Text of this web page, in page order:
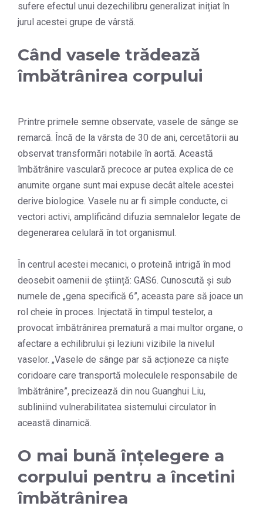
sufere efectul unui dezechilibru generalizat inițiat în
jurul acestei grupe de vârstă.
Când vasele trădează
îmbătrânirea corpului
Printre primele semne observate, vasele de sânge se
remarcă. Încă de la vârsta de 30 de ani, cercetătorii au
observat transformări notabile în aortă. Această
îmbătrânire vasculară precoce ar putea explica de ce
anumite organe sunt mai expuse decât altele acestei
derive biologice. Vasele nu ar fi simple conducte, ci
vectori activi, amplificând difuzia semnalelor legate de
degenerarea celulară în tot organismul.
În centrul acestei mecanici, o proteină intrigă în mod
deosebit oamenii de știință: GAS6. Cunoscută și sub
numele de „gena specifică 6”, aceasta pare să joace un
rol cheie în proces. Injectată în timpul testelor, a
provocat îmbătrânirea prematură a mai multor organe, o
afectare a echilibrului și leziuni vizibile la nivelul
vaselor. „Vasele de sânge par să acționeze ca niște
coridoare care transportă moleculele responsabile de
îmbătrânire”, precizează din nou Guanghui Liu,
subliniind vulnerabilitatea sistemului circulator în
această dinamică.
O mai bună înțelegere a
corpului pentru a încetini
îmbătrânirea